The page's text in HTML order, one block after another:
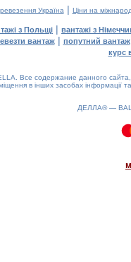
Україна | Ціни на
з Польщі | вантажі з
вантаж| попутний вантаж
курс
Все содержание данного
в інших засобах інформації
ДЕЛЛА® —